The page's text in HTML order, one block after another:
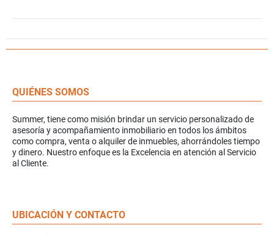
QUIÉNES SOMOS
Summer, tiene como misión brindar un servicio personalizado de
asesoría y acompañamiento inmobiliario en todos los ámbitos
como compra, venta o alquiler de inmuebles, ahorrándoles tiempo
y dinero. Nuestro enfoque es la Excelencia en atención al Servicio
al Cliente.
UBICACIÓN Y CONTACTO